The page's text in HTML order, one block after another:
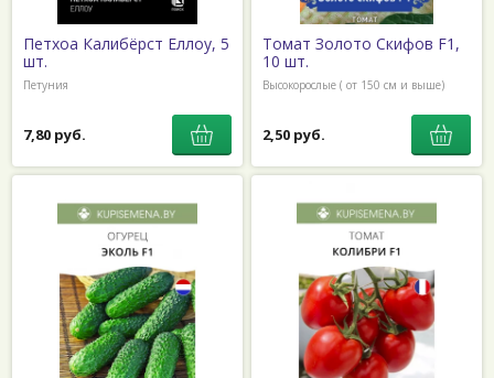
Петхоа Калибёрст Еллоу, 5
шт.
Петуния
7,80 руб.
Томат Золото Скифов F1,
10 шт.
Высокорослые ( от 150 см и выше)
2,50 руб.